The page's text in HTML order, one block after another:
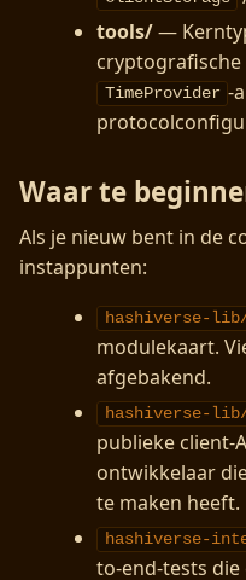
tools/—
cryptografische
TimeProvider -
Waar te
Als je nieuw bent in de
instappunten:
hashiverse-
modulekaart.
afgebakend.
hashiverse-
publieke client-
ontwikkelaar
te maken heeft.
hashiverse-
to-end-tests